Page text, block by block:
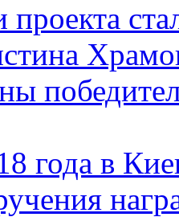
года в